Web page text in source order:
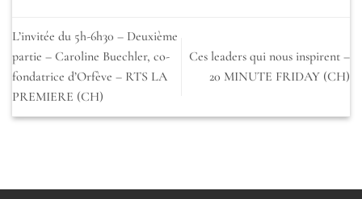
L’invitée du 5h-6h30 – Deuxième
partie – Caroline Buechler, co-
fondatrice d’Orfève – RTS LA
PREMIERE (CH)
Ces leaders qui nous inspirent –
20 MINUTE FRIDAY (CH)